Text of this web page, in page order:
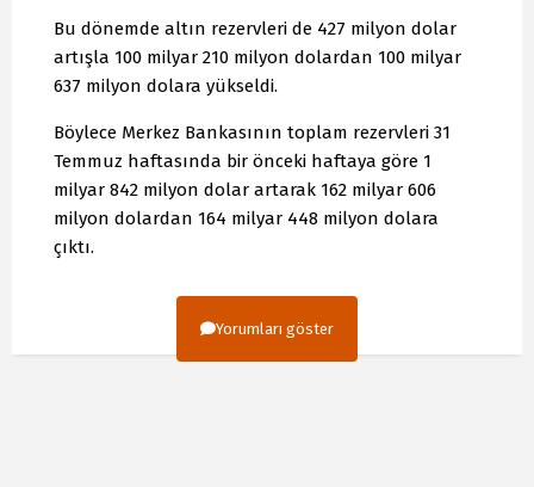
Bu dönemde altın rezervleri de 427 milyon dolar
artışla 100 milyar 210 milyon dolardan 100 milyar
637 milyon dolara yükseldi.
Böylece Merkez Bankasının toplam rezervleri 31
Temmuz haftasında bir önceki haftaya göre 1
milyar 842 milyon dolar artarak 162 milyar 606
milyon dolardan 164 milyar 448 milyon dolara
çıktı.
Yorumları göster